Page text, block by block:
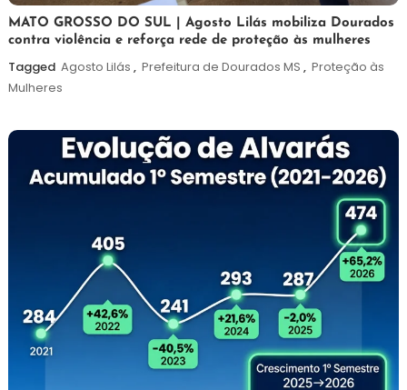
5
de
agosto
de
Maurilio
MATO GROSSO DO SUL | Agosto Lilás mobiliza Dourados
contra violência e reforça rede de proteção às mulheres
Tagged Agosto Lilás , Prefeitura de Dourados MS , Proteção às
Mulheres